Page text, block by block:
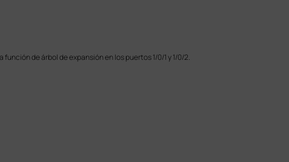
función de árbol de expansión en los puertos 1/0/1 y 1/0/2.